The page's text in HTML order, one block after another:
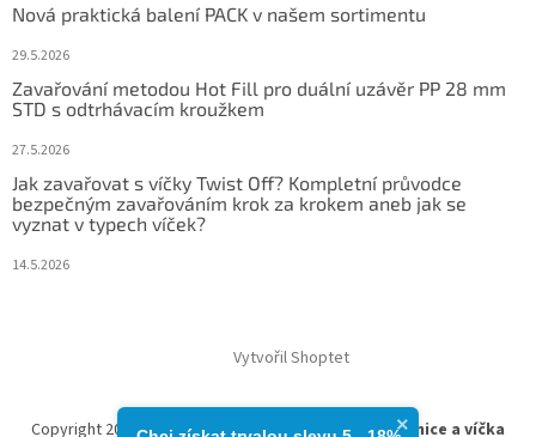
Nová praktická balení PACK v našem sortimentu
29.5.2026
Zavařování metodou Hot Fill pro duální uzávěr PP 28 mm
STD s odtrhávacím kroužkem
27.5.2026
Jak zavařovat s víčky Twist Off? Kompletní průvodce
bezpečným zavařováním krok za krokem aneb jak se
vyznat v typech víček?
14.5.2026
Vytvořil Shoptet
Copyright 2026zavarovacisklo.cz | Zavařovací sklenice a víčka
×